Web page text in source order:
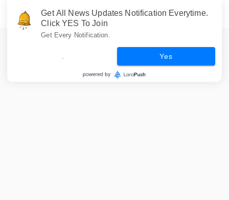
Get All News Updates Notification Everytime.
Click YES To Join
Get Every Notification.
Yes